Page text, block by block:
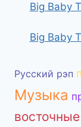
Big Baby
Big Baby
Русский рэп
Музыка